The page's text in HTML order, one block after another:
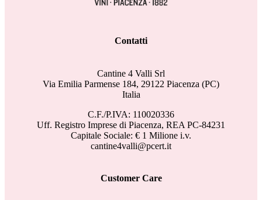
Contatti
Cantine 4 Valli Srl
Via Emilia Parmense 184, 29122 Piacenza (PC)
Italia
C.F./P.IVA: 110020336
Uff. Registro Imprese di Piacenza, REA PC-84231
Capitale Sociale: € 1 Milione i.v.
cantine4valli@pcert.it
Customer Care